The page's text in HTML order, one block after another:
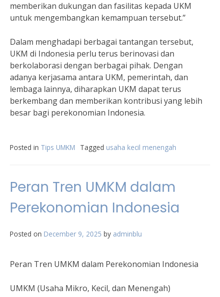
memberikan dukungan dan fasilitas kepada UKM
untuk mengembangkan kemampuan tersebut.”
Dalam menghadapi berbagai tantangan tersebut,
UKM di Indonesia perlu terus berinovasi dan
berkolaborasi dengan berbagai pihak. Dengan
adanya kerjasama antara UKM, pemerintah, dan
lembaga lainnya, diharapkan UKM dapat terus
berkembang dan memberikan kontribusi yang lebih
besar bagi perekonomian Indonesia.
Posted in Tips UMKM Tagged usaha kecil menengah
Peran Tren UMKM dalam
Perekonomian Indonesia
Posted on December 9, 2025 by adminblu
Peran Tren UMKM dalam Perekonomian Indonesia
UMKM (Usaha Mikro, Kecil, dan Menengah)